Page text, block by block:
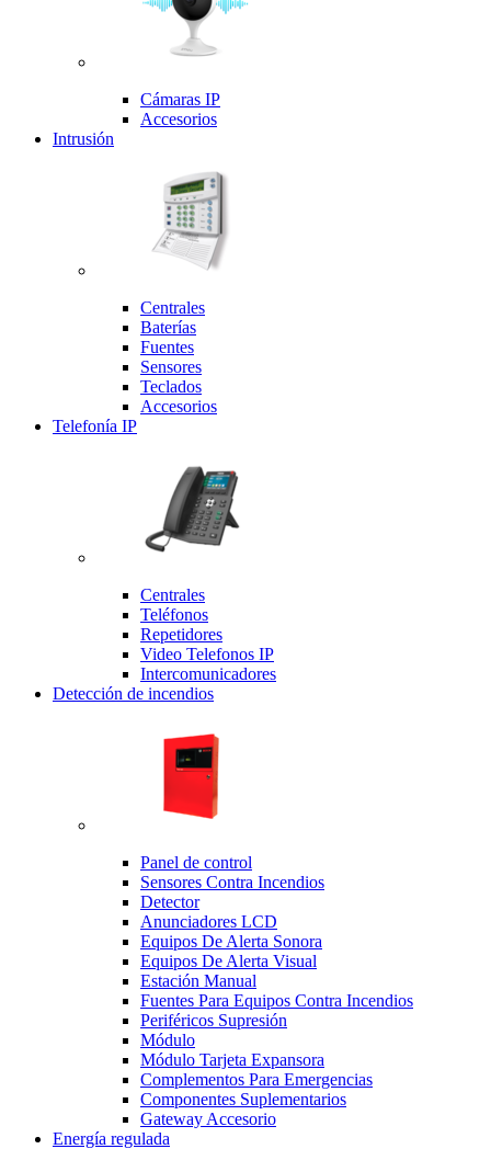
Cámaras IP
Accesorios
Intrusión
Centrales
Baterías
Fuentes
Sensores
Teclados
Accesorios
Telefonía IP
Centrales
Teléfonos
Repetidores
Video Telefonos IP
Intercomunicadores
Detección de incendios
Panel de control
Sensores Contra Incendios
Detector
Anunciadores LCD
Equipos De Alerta Sonora
Equipos De Alerta Visual
Estación Manual
Fuentes Para Equipos Contra Incendios
Periféricos Supresión
Módulo
Módulo Tarjeta Expansora
Complementos Para Emergencias
Componentes Suplementarios
Gateway Accesorio
Energía regulada